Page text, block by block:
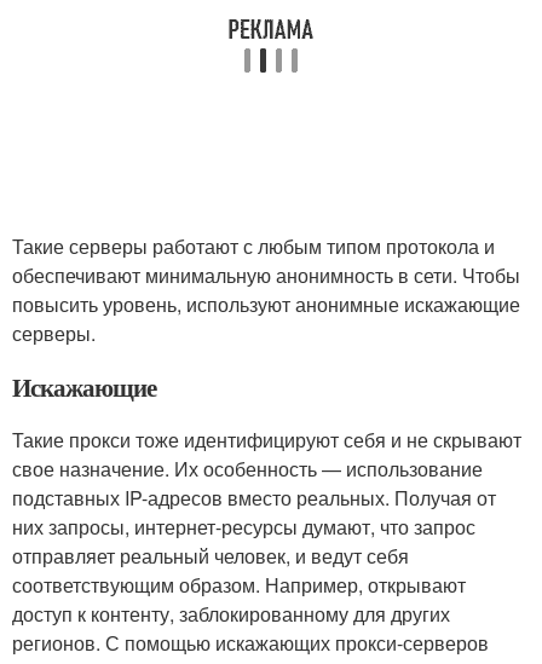
Такие серверы работают с любым типом протокола и
обеспечивают минимальную анонимность в сети. Чтобы
повысить уровень, используют анонимные искажающие
серверы.
Искажающие
Такие прокси тоже идентифицируют себя и не скрывают
свое назначение. Их особенность — использование
подставных IP-адресов вместо реальных. Получая от
них запросы, интернет-ресурсы думают, что запрос
отправляет реальный человек, и ведут себя
соответствующим образом. Например, открывают
доступ к контенту, заблокированному для других
регионов. С помощью искажающих прокси-серверов